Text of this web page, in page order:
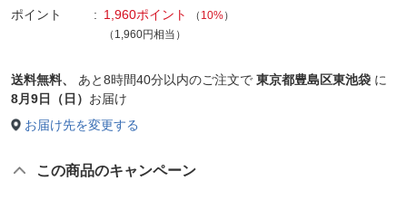
ポイント 1,960ポイント （ 10%）
（1,960円相当）
送料無料、 あと8時間40分以内のご注文で 東京都豊島区東池袋 に
8月9日（日） お届け
お届け先を変更する
この商品のキャンペーン